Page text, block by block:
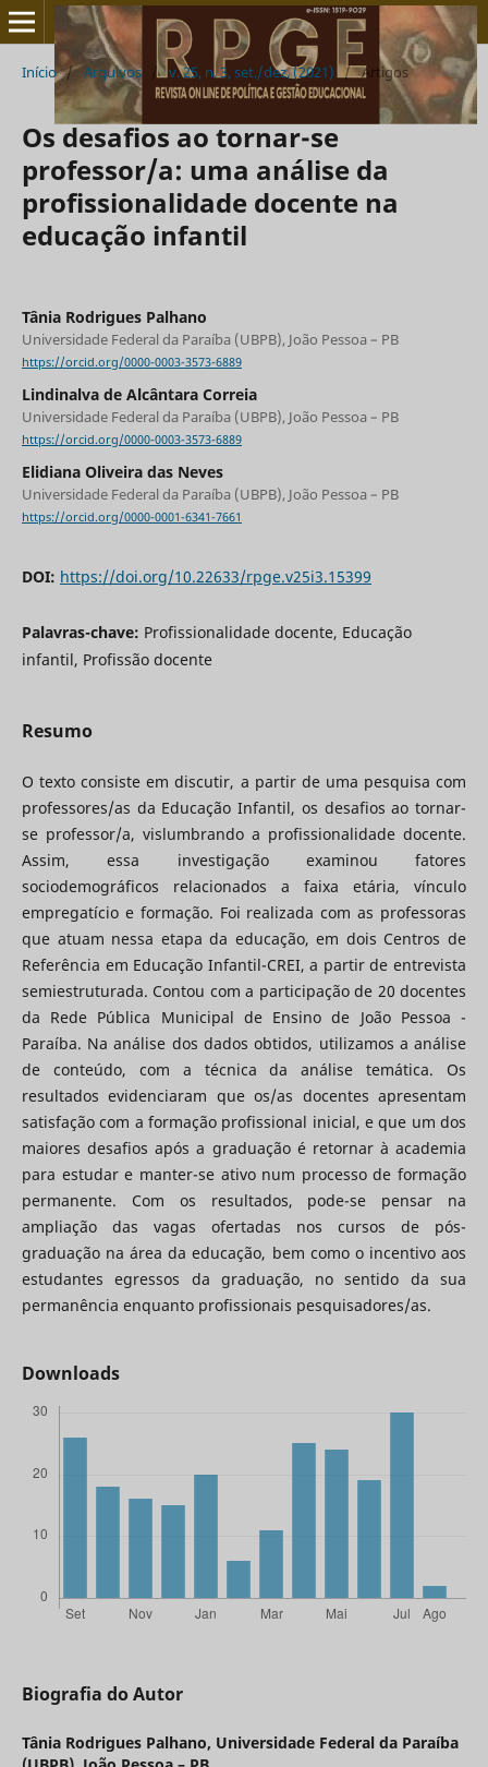
Início / Arquivos / v. 25, n. 3, set./dez. (2021) / Artigos
Os desafios ao tornar-se
professor/a: uma análise da
profissionalidade docente na
educação infantil
Tânia Rodrigues Palhano
Universidade Federal da Paraíba (UBPB), João Pessoa – PB
https://orcid.org/0000-0003-3573-6889
Lindinalva de Alcântara Correia
Universidade Federal da Paraíba (UBPB), João Pessoa – PB
https://orcid.org/0000-0003-3573-6889
Elidiana Oliveira das Neves
Universidade Federal da Paraíba (UBPB), João Pessoa – PB
https://orcid.org/0000-0001-6341-7661
DOI: https://doi.org/10.22633/rpge.v25i3.15399
Palavras-chave: Profissionalidade docente, Educação
infantil, Profissão docente
Resumo
O texto consiste em discutir, a partir de uma pesquisa com
professores/as da Educação Infantil, os desafios ao tornar-
se professor/a, vislumbrando a profissionalidade docente.
Assim, essa investigação examinou fatores
sociodemográficos relacionados a faixa etária, vínculo
empregatício e formação. Foi realizada com as professoras
que atuam nessa etapa da educação, em dois Centros de
Referência em Educação Infantil-CREI, a partir de entrevista
semiestruturada. Contou com a participação de 20 docentes
da Rede Pública Municipal de Ensino de João Pessoa -
Paraíba. Na análise dos dados obtidos, utilizamos a análise
de conteúdo, com a técnica da análise temática. Os
resultados evidenciaram que os/as docentes apresentam
satisfação com a formação profissional inicial, e que um dos
maiores desafios após a graduação é retornar à academia
para estudar e manter-se ativo num processo de formação
permanente. Com os resultados, pode-se pensar na
ampliação das vagas ofertadas nos cursos de pós-
graduação na área da educação, bem como o incentivo aos
estudantes egressos da graduação, no sentido da sua
permanência enquanto profissionais pesquisadores/as.
Downloads
Biografia do Autor
Tânia Rodrigues Palhano, Universidade Federal da Paraíba